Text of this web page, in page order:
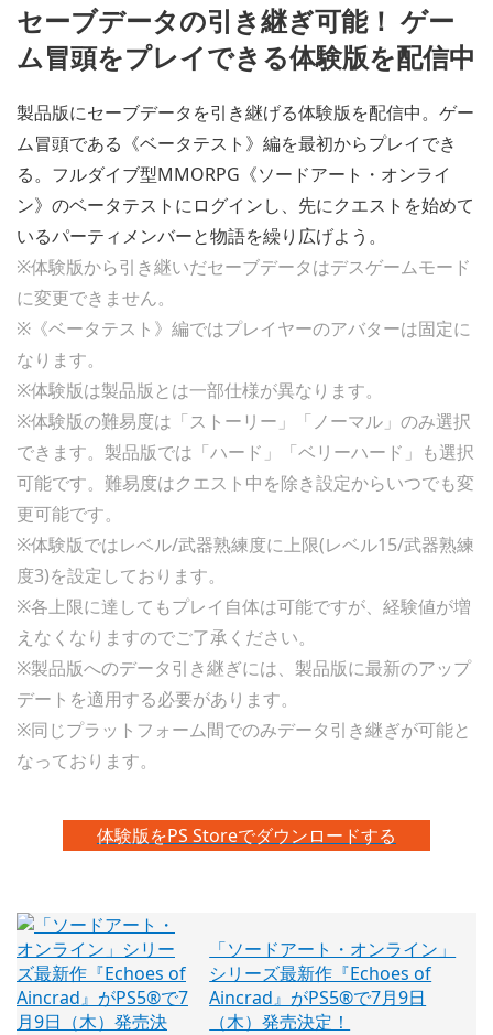
セーブデータの引き継ぎ可能！ ゲー
ム冒頭をプレイできる体験版を配信中
製品版にセーブデータを引き継げる体験版を配信中。ゲー
ム冒頭である《ベータテスト》編を最初からプレイでき
る。フルダイブ型MMORPG《ソードアート・オンライ
ン》のベータテストにログインし、先にクエストを始めて
いるパーティメンバーと物語を繰り広げよう。
※体験版から引き継いだセーブデータはデスゲームモード
に変更できません。
※《ベータテスト》編ではプレイヤーのアバターは固定に
なります。
※体験版は製品版とは一部仕様が異なります。
※体験版の難易度は「ストーリー」「ノーマル」のみ選択
できます。製品版では「ハード」「ベリーハード」も選択
可能です。難易度はクエスト中を除き設定からいつでも変
更可能です。
※体験版ではレベル/武器熟練度に上限(レベル15/武器熟練
度3)を設定しております。
※各上限に達してもプレイ自体は可能ですが、経験値が増
えなくなりますのでご了承ください。
※製品版へのデータ引き継ぎには、製品版に最新のアップ
デートを適用する必要があります。
※同じプラットフォーム間でのみデータ引き継ぎが可能と
なっております。
体験版をPS Storeでダウンロードする
「ソードアート・オンライン」
シリーズ最新作『Echoes of
Aincrad』がPS5®で7月9日
（木）発売決定！